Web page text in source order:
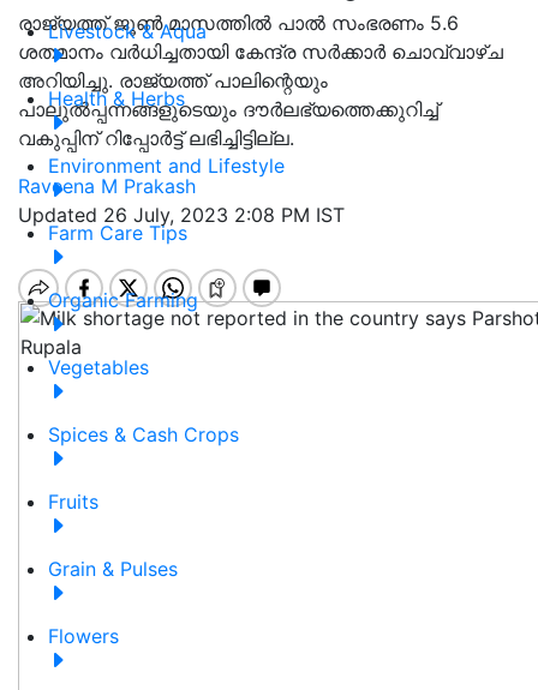
Livestock & Aqua
Health & Herbs
Environment and Lifestyle
Farm Care Tips
Organic Farming
Vegetables
Spices & Cash Crops
Fruits
Grain & Pulses
Flowers
രാജ്യത്ത് ജൂൺ മാസത്തിൽ പാൽ സംഭരണം 5.6
ശതമാനം വർധിച്ചതായി കേന്ദ്ര സർക്കാർ ചൊവ്വാഴ്ച
അറിയിച്ചു. രാജ്യത്ത് പാലിന്റെയും
പാലുൽപ്പന്നങ്ങളുടെയും ദൗർലഭ്യത്തെക്കുറിച്ച്
വകുപ്പിന് റിപ്പോർട്ട് ലഭിച്ചിട്ടില്ല.
Raveena M Prakash
Updated 26 July, 2023 2:08 PM IST